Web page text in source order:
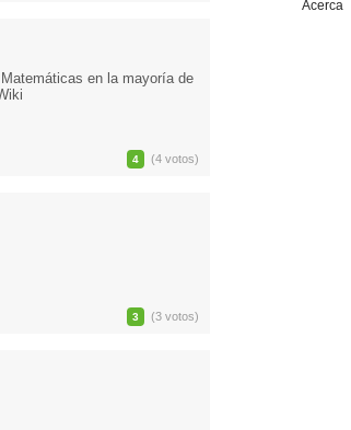
en la mayoría de
4 (4 votos)
3 (3 votos)
Acerca